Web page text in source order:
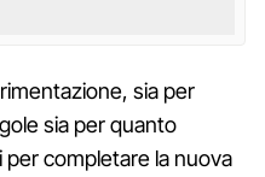
sia per
sia per quanto
per completare la nuova